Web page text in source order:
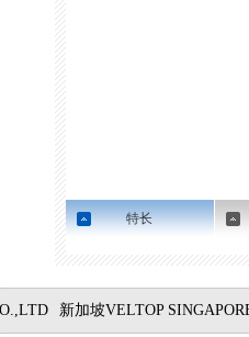
特长
新加坡VELTOP